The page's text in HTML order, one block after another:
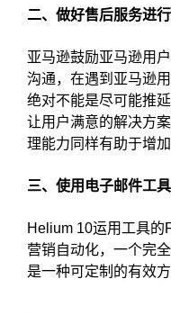
二、做好售后服务进
亚马逊鼓励亚马逊用
沟通，在遇到亚马逊
绝对不能是尽可能推
让用户满意的解决方
理能力同样有助于增
三、使用电子邮件工具
Helium 10运用工具
营销自动化，一个完
是一种可定制的有效